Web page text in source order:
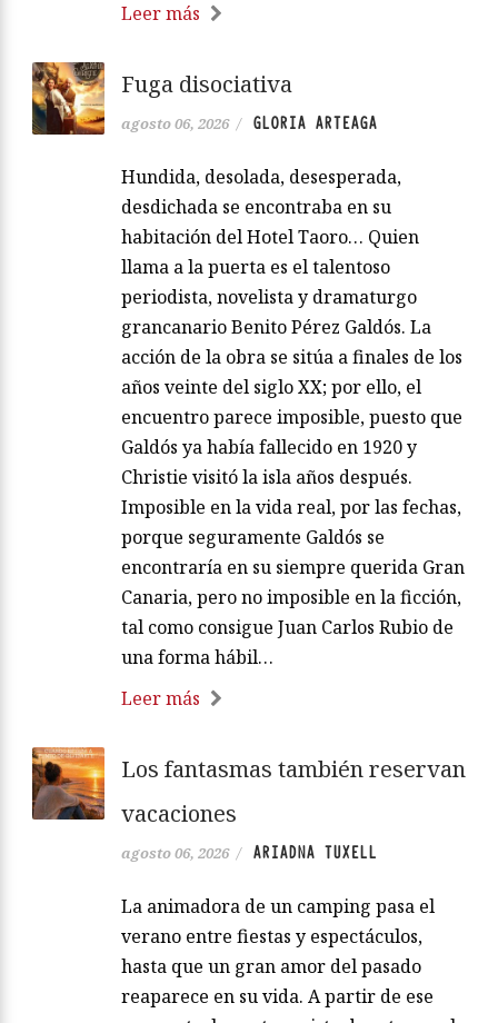
Leer más
Fuga disociativa
agosto 06, 2026 / GLORIA ARTEAGA
Hundida, desolada, desesperada,
desdichada se encontraba en su
habitación del Hotel Taoro… Quien
llama a la puerta es el talentoso
periodista, novelista y dramaturgo
grancanario Benito Pérez Galdós. La
acción de la obra se sitúa a finales de los
años veinte del siglo XX; por ello, el
encuentro parece imposible, puesto que
Galdós ya había fallecido en 1920 y
Christie visitó la isla años después.
Imposible en la vida real, por las fechas,
porque seguramente Galdós se
encontraría en su siempre querida Gran
Canaria, pero no imposible en la ficción,
tal como consigue Juan Carlos Rubio de
una forma hábil…
Leer más
Los fantasmas también reservan
vacaciones
agosto 06, 2026 / ARIADNA TUXELL
La animadora de un camping pasa el
verano entre fiestas y espectáculos,
hasta que un gran amor del pasado
reaparece en su vida. A partir de ese